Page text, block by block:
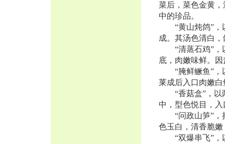
菜后，菜色金黄
中的珍品。
“黄山炖鸽”，
成。其汤色清白
“清蒸石鸡”，
底，肉嫩味鲜。
“腌鲜鳜鱼”，
莱成后入口肉嫩
“香菇盒”，以
中，型色悦目，
“问政山笋”，
色玉白，清香脆
“双爆串飞”，